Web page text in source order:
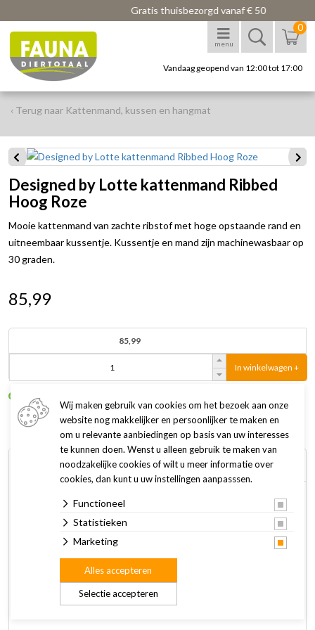
Gratis thuisbezorgd vanaf € 50
menu
0
Vandaag geopend van 12:00 tot 17:00
‹ Terug naar Kattenmand, kussen en hangmat
Designed by Lotte kattenmand Ribbed
Hoog Roze
Mooie kattenmand van zachte ribstof met hoge opstaande rand en
uitneembaar kussentje. Kussentje en mand zijn machinewasbaar op
30 graden.
85,99
85,99
In winkelwagen +
Op voorraad
Omschrijving Specificaties
Deze super mooie Designed by Lotte Kattenmand Ribbed is
ontwikkeld volgens de laatste trends. Deze kattenmand is te
herkennen aan de geribbelde stof. Deze stof is super zacht,
opstaande rand en de ronde vorm, kan jouw kat zich heerlijk
opkrullen en verstoppen in deze mand. Vind je de rand te
hoog? Dan kan je deze gemakkelijk nog een keer omslaan.
Wij maken gebruik van cookies om het bezoek aan onze
website nog makkelijker en persoonlijker te maken en
om u relevante aanbiedingen op basis van uw interesses
te kunnen doen. Wenst u alleen gebruik te maken van
noodzakelijke cookies of wilt u meer informatie over
cookies, dan kunt u uw instellingen aanpasssen.
Functioneel
Statistieken
Marketing
Selectie accepteren
Alles accepteren